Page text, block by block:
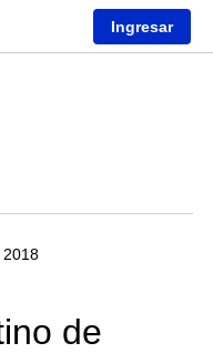
Ingresar
2018
de